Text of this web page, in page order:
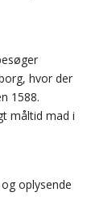
hvor der
1588.
måltid mad i
oplysende